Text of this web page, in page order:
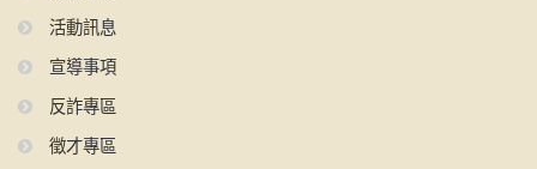
活動訊息
宣導事項
反詐專區
徵才專區